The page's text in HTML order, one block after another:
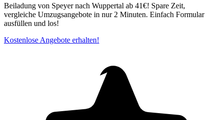
Beiladung von Speyer nach Wuppertal ab 41€! Spare Zeit,
vergleiche Umzugsangebote in nur 2 Minuten. Einfach Formular
ausfüllen und los!
Kostenlose Angebote erhalten!